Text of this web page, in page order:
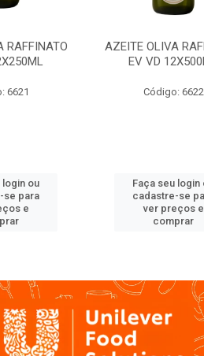
RAFFINATO
6621
login ou
se para
e
AZEITE OLIVA
EV VD
Código: 6622
Faça seu login
cadastre-se
ver preços e
comprar